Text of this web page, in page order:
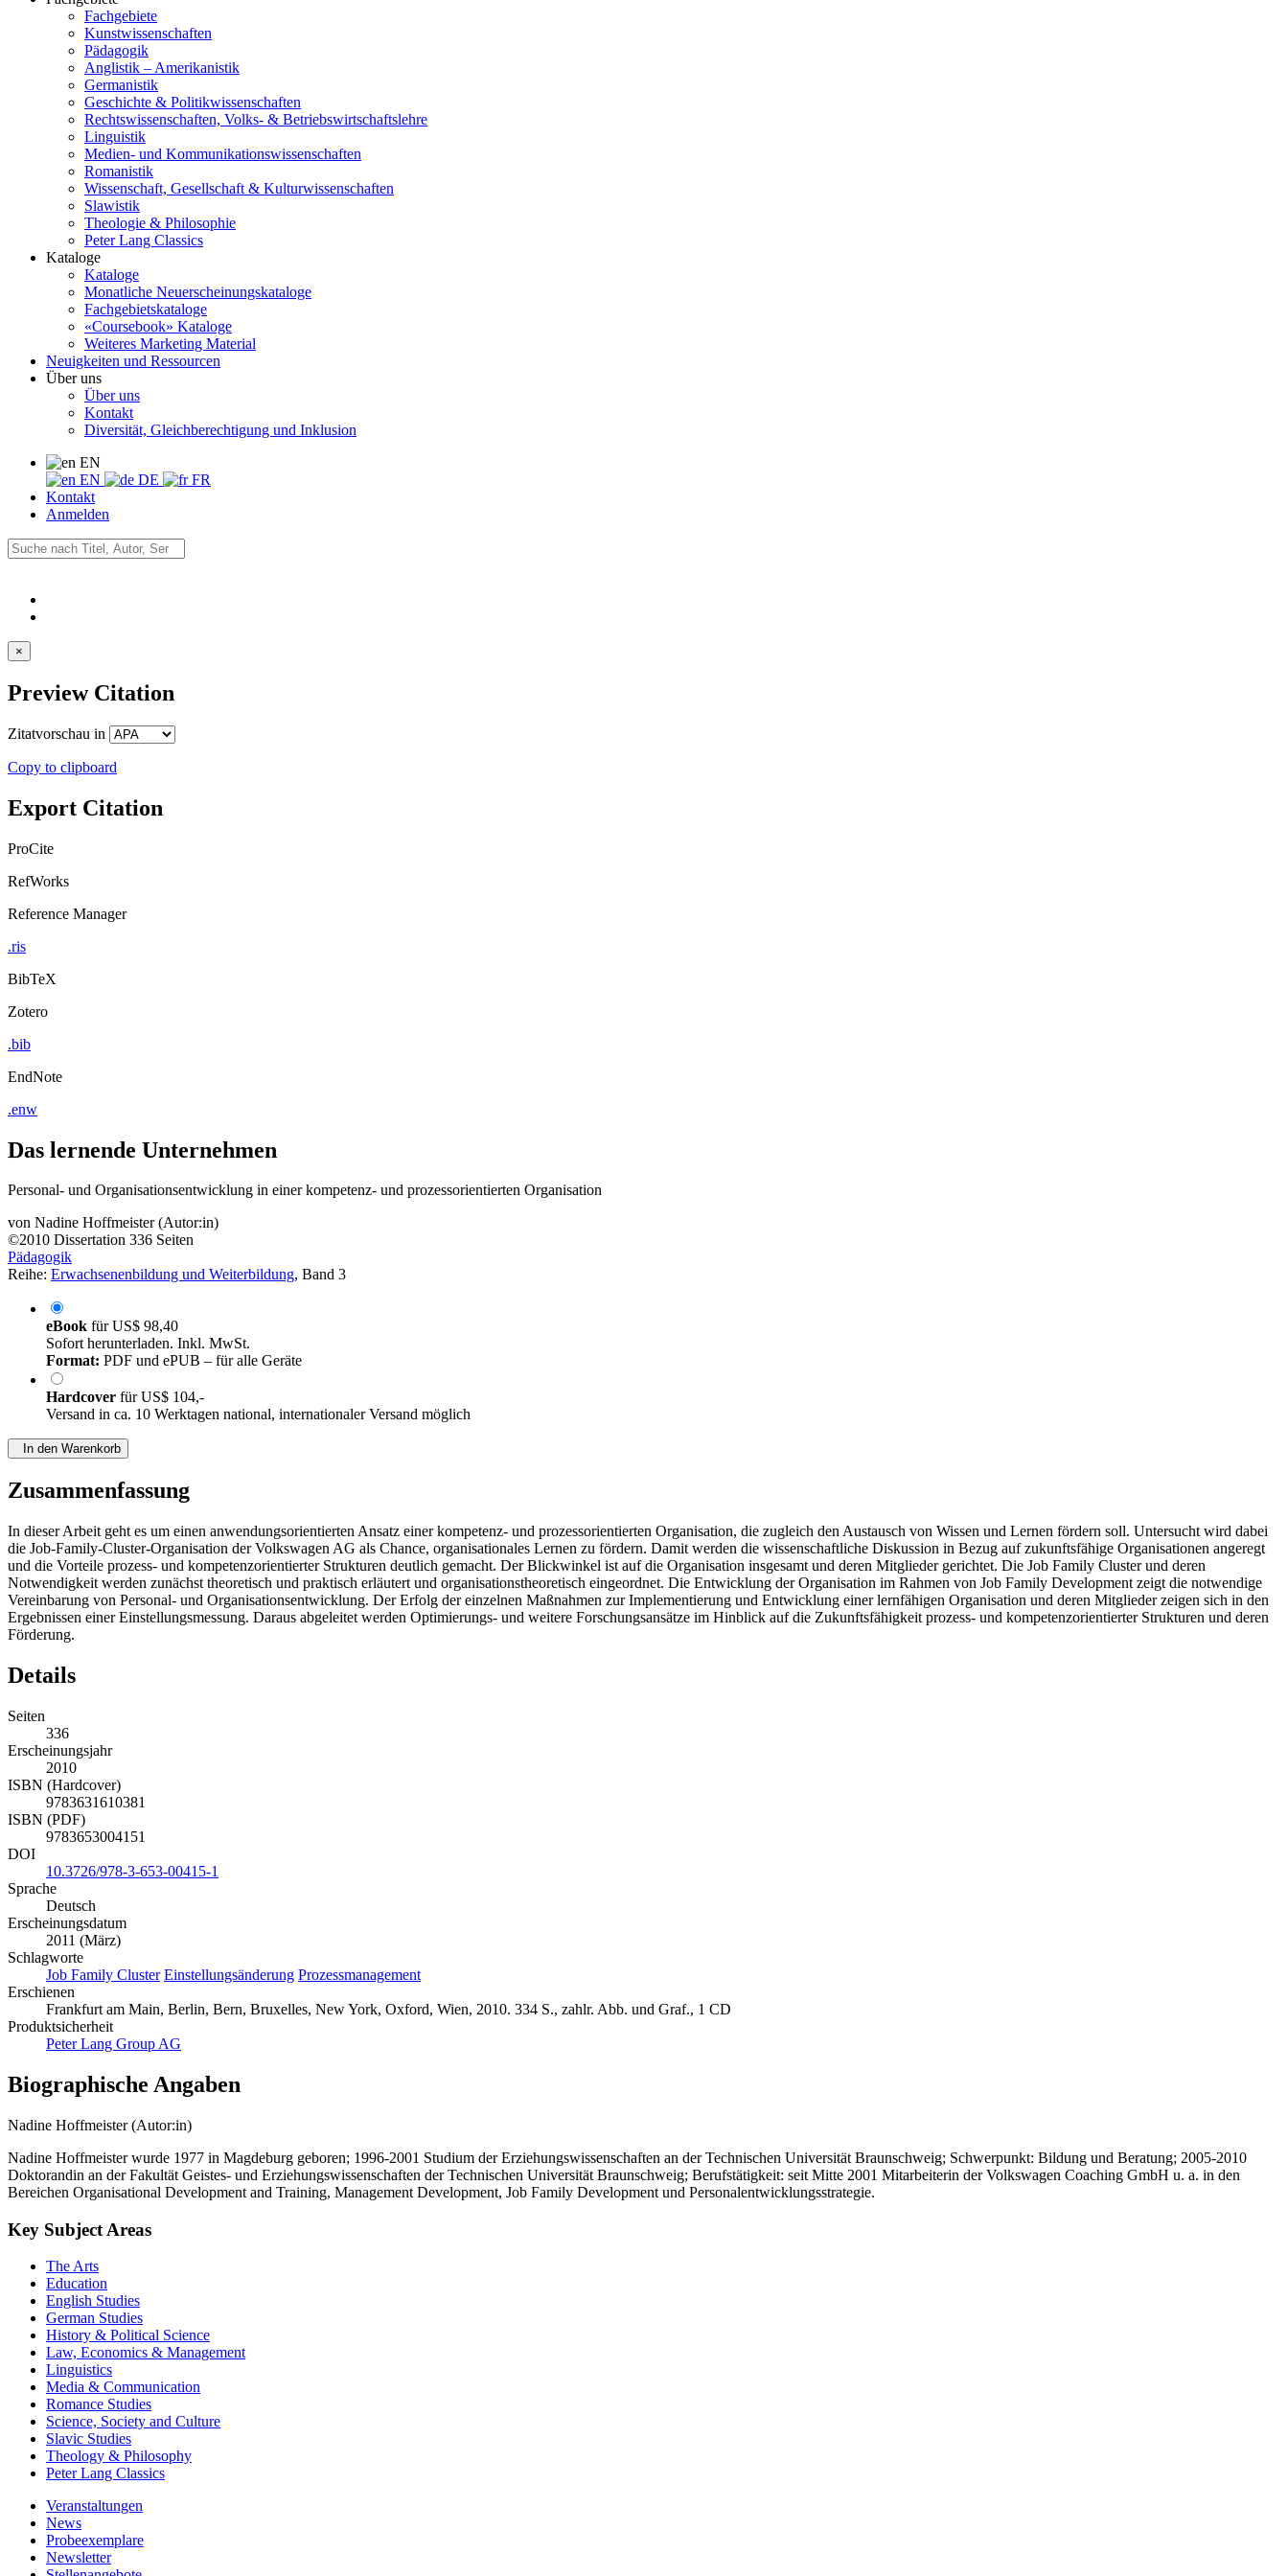
Fachgebiete
Kunstwissenschaften
Pädagogik
Anglistik – Amerikanistik
Germanistik
Geschichte & Politikwissenschaften
Rechtswissenschaften, Volks- & Betriebswirtschaftslehre
Linguistik
Medien- und Kommunikationswissenschaften
Romanistik
Wissenschaft, Gesellschaft & Kulturwissenschaften
Slawistik
Theologie & Philosophie
Peter Lang Classics
Kataloge
Kataloge
Monatliche Neuerscheinungskataloge
Fachgebietskataloge
«Coursebook» Kataloge
Weiteres Marketing Material
Neuigkeiten und Ressourcen
Über uns
Über uns
Kontakt
Diversität, Gleichberechtigung und Inklusion
EN
EN
DE
FR
Kontakt
Anmelden
×
Preview Citation
Zitatvorschau in
Copy to clipboard
Export Citation
ProCite
RefWorks
Reference Manager
.ris
BibTeX
Zotero
.bib
EndNote
.enw
Das lernende Unternehmen
Personal- und Organisationsentwicklung in einer kompetenz- und prozessorientierten Organisation
von Nadine Hoffmeister (Autor:in)
©2010 Dissertation 336 Seiten
Pädagogik
Reihe: Erwachsenenbildung und Weiterbildung, Band 3
eBook fürUS$ 98,40
Sofort herunterladen. Inkl. MwSt.
Format: PDF und ePUB – für alle Geräte
Hardcover fürUS$ 104,-
Versand in ca. 10 Werktagen national, internationaler Versand möglich
In den Warenkorb
Zusammenfassung
In dieser Arbeit geht es um einen anwendungsorientierten Ansatz einer kompetenz- und prozessorientierten Organisation, die zugleich den Austausch von Wissen und Lernen fördern soll. Untersucht wird dabei
die Job-Family-Cluster-Organisation der Volkswagen AG als Chance, organisationales Lernen zu fördern. Damit werden die wissenschaftliche Diskussion in Bezug auf zukunftsfähige Organisationen angeregt
und die Vorteile prozess- und kompetenzorientierter Strukturen deutlich gemacht. Der Blickwinkel ist auf die Organisation insgesamt und deren Mitglieder gerichtet. Die Job Family Cluster und deren
Notwendigkeit werden zunächst theoretisch und praktisch erläutert und organisationstheoretisch eingeordnet. Die Entwicklung der Organisation im Rahmen von Job Family Development zeigt die notwendige
Vereinbarung von Personal- und Organisationsentwicklung. Der Erfolg der einzelnen Maßnahmen zur Implementierung und Entwicklung einer lernfähigen Organisation und deren Mitglieder zeigen sich in den
Ergebnissen einer Einstellungsmessung. Daraus abgeleitet werden Optimierungs- und weitere Forschungsansätze im Hinblick auf die Zukunftsfähigkeit prozess- und kompetenzorientierter Strukturen und deren
Förderung.
Details
Seiten
336
Erscheinungsjahr
2010
ISBN (Hardcover)
9783631610381
ISBN (PDF)
9783653004151
DOI
10.3726/978-3-653-00415-1
Sprache
Deutsch
Erscheinungsdatum
2011 (März)
Schlagworte
Job Family Cluster Einstellungsänderung Prozessmanagement
Erschienen
Frankfurt am Main, Berlin, Bern, Bruxelles, New York, Oxford, Wien, 2010. 334 S., zahlr. Abb. und Graf., 1 CD
Produktsicherheit
Peter Lang Group AG
Biographische Angaben
Nadine Hoffmeister (Autor:in)
Nadine Hoffmeister wurde 1977 in Magdeburg geboren; 1996-2001 Studium der Erziehungswissenschaften an der Technischen Universität Braunschweig; Schwerpunkt: Bildung und Beratung; 2005-2010
Doktorandin an der Fakultät Geistes- und Erziehungswissenschaften der Technischen Universität Braunschweig; Berufstätigkeit: seit Mitte 2001 Mitarbeiterin der Volkswagen Coaching GmbH u. a. in den
Bereichen Organisational Development and Training, Management Development, Job Family Development und Personalentwicklungsstrategie.
Key Subject Areas
The Arts
Education
English Studies
German Studies
History & Political Science
Law, Economics & Management
Linguistics
Media & Communication
Romance Studies
Science, Society and Culture
Slavic Studies
Theology & Philosophy
Peter Lang Classics
Veranstaltungen
News
Probeexemplare
Newsletter